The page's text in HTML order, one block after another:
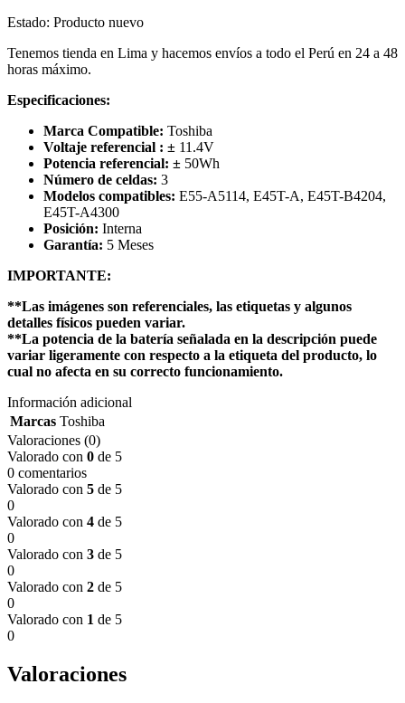
Estado: Producto nuevo
Tenemos tienda en Lima y hacemos envíos a todo el Perú en 24 a 48
horas máximo.
Especificaciones:
Marca Compatible: Toshiba
Voltaje referencial : ± 11.4V
Potencia referencial: ± 50Wh
Número de celdas: 3
Modelos compatibles: E55-A5114, E45T-A, E45T-B4204,
E45T-A4300
Posición: Interna
Garantía: 5 Meses
IMPORTANTE:
**Las imágenes son referenciales, las etiquetas y algunos
detalles físicos pueden variar.
**La potencia de la batería señalada en la descripción puede
variar ligeramente con respecto a la etiqueta del producto, lo
cual no afecta en su correcto funcionamiento.
Información adicional
Marcas Toshiba
Valoraciones (0)
Valorado con 0 de 5
0 comentarios
Valorado con 5 de 5
0
Valorado con 4 de 5
0
Valorado con 3 de 5
0
Valorado con 2 de 5
0
Valorado con 1 de 5
0
Valoraciones